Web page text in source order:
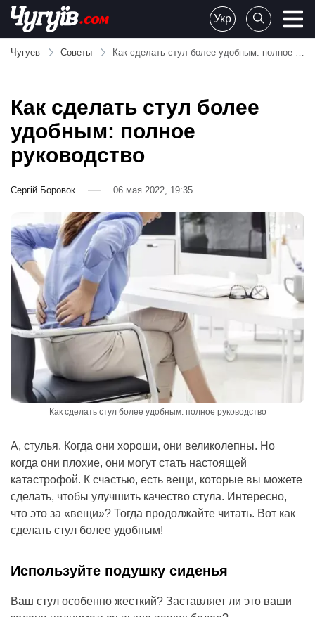
Skip
content
Chuguiv
Укр
Чугуев Советы Как сделать стул более удобным: полное руководство
Как сделать стул более
удобным: полное
руководство
Сергій Боровок 06 мая 2022, 19:35
Как сделать стул более удобным: полное руководство
А, стулья. Когда они хороши, они великолепны. Но
когда они плохие, они могут стать настоящей
катастрофой. К счастью, есть вещи, которые вы можете
сделать, чтобы улучшить качество стула. Интересно,
что это за «вещи»? Тогда продолжайте читать. Вот как
сделать стул более удобным!
Используйте подушку сиденья
Ваш стул особенно жесткий? Заставляет ли это ваши